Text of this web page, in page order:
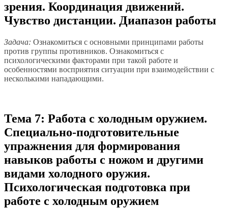
зрения. Координация движений.
Чувство дистанции. Диапазон работы
Задача: Ознакомиться с основными принципами работы
против группы противников. Ознакомиться с
психологическими факторами при такой работе и
особенностями восприятия ситуации при взаимодействии с
несколькими нападающими.
Тема 7: Работа с холодным оружием.
Специально-подготовительные
упражнения для формирования
навыков работы с ножом и другими
видами холодного оружия.
Психологическая подготовка при
работе с холодным оружием